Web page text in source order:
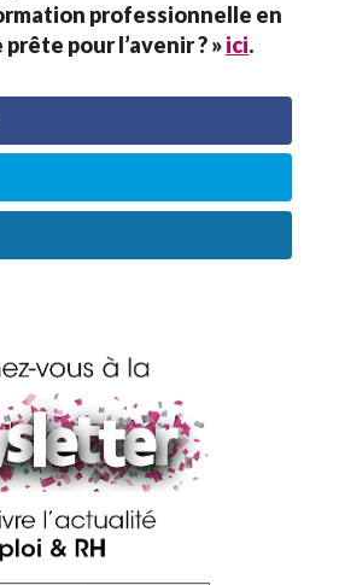
professionnelle en
pour l’avenir ? »ici.